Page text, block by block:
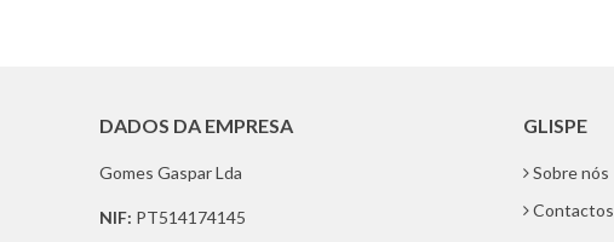
DADOS DA EMPRESA
Gomes Gaspar Lda
NIF: PT514174145
GLISPE
Sobre nós
Contactos